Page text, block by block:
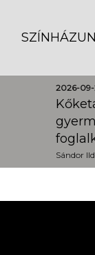
2026-
Sándor